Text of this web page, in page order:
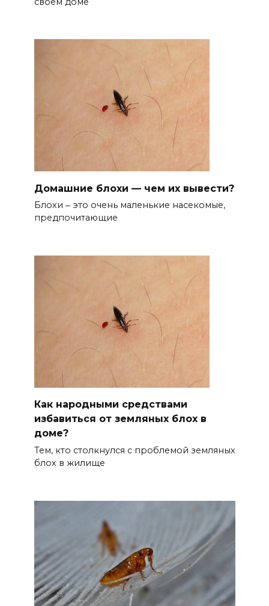
Домашние блохи — чем их вывести?
Блохи ‒ это очень маленькие насекомые,
предпочитающие
Как народными средствами
избавиться от земляных блох в
доме?
Тем, кто столкнулся с проблемой земляных
блох в жилище